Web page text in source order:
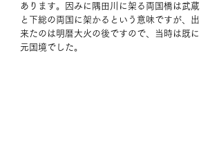
あります。因みに隅田川に架る両国橋は武蔵
と下総の両国に架かるという意味ですが、出
来たのは明暦大火の後ですので、当時は既に
元国境でした。